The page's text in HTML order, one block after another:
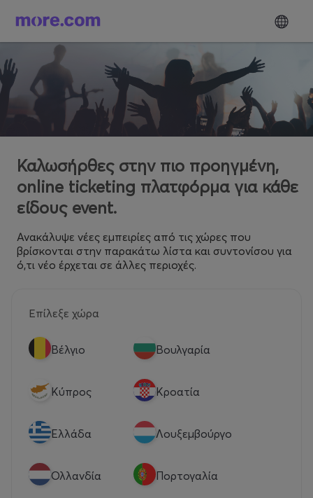
Καλωσήρθες στην πιο προηγμένη,
online ticketing πλατφόρμα για κάθε
είδους event.
Ανακάλυψε νέες εμπειρίες από τις χώρες που
βρίσκονται στην παρακάτω λίστα και συντονίσου για
ό,τι νέο έρχεται σε άλλες περιοχές.
Επίλεξε χώρα
Βέλγιο Βουλγαρία
Κύπρος Κροατία
Eλλάδα Λουξεμβούργο
Ολλανδία Πορτογαλία